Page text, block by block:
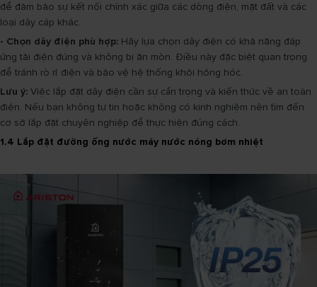
để đảm bảo sự kết nối chính xác giữa các dòng điện, mặt đất và các
loại dây cáp khác.
- Chọn dây điện phù hợp: Hãy lựa chọn dây điện có khả năng đáp
ứng tải điện đúng và không bị ăn mòn. Điều này đặc biệt quan trọng
để tránh rò rỉ điện và bảo vệ hệ thống khỏi hỏng hóc.
Lưu ý: Việc lắp đặt dây điện cần sự cẩn trọng và kiến thức về an toàn
điện. Nếu bạn không tự tin hoặc không có kinh nghiệm nên tìm đến
cơ sở lắp đặt chuyên nghiệp để thực hiện đúng cách.
1.4 Lắp đặt đường ống nước máy nước nóng bơm nhiệt